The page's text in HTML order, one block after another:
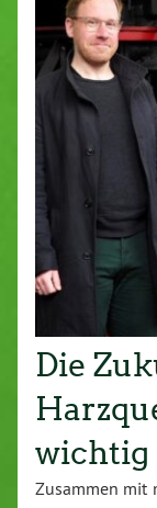
Die
wichtig
Zusammen mit